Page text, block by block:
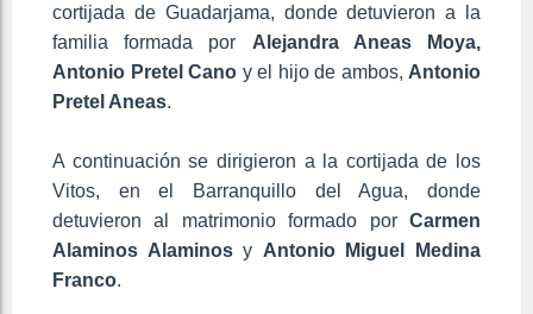
cortijada de Guadarjama, donde detuvieron a la
familia formada por Alejandra Aneas Moya,
Antonio Pretel Cano y el hijo de ambos, Antonio
Pretel Aneas.
A continuación se dirigieron a la cortijada de los
Vitos, en el Barranquillo del Agua, donde
detuvieron al matrimonio formado por Carmen
Alaminos Alaminosy Antonio Miguel Medina
Franco.